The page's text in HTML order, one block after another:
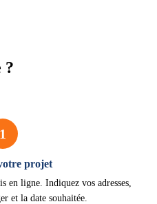
?
1
projet
en ligne. Indiquez vos adresses,
et la date souhaitée.